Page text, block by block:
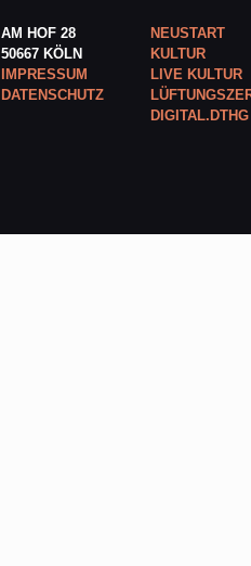
AM HOF 28
50667 KÖLN
IMPRESSUM
DATENSCHUTZ
NEUSTART
KULTUR
LIVE KULTUR
DIGITAL.DTHG